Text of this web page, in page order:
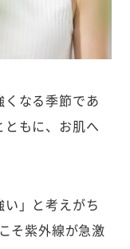
なる季節であ
ともに、お肌へ
」と考えがち
そ紫外線が急激